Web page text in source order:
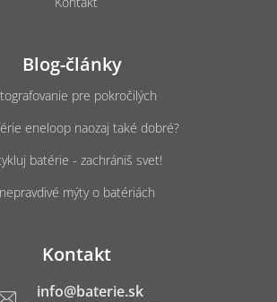
Blog-články
pre pokročilých
eneloop naozaj také dobré?
batérie - zachrániš svet!
mýty o batériách
Kontakt
info@baterie.sk